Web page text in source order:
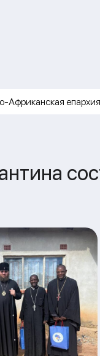
Африканская епархия